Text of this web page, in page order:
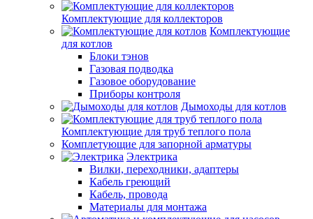
Комплектующие для коллекторов
Комплектующие
для котлов
Блоки тэнов
Газовая подводка
Газовое оборудование
Приборы контроля
Дымоходы для котлов
Комплектующие для труб теплого пола
Комплетующие для запорной арматуры
Электрика
Вилки, переходники, адаптеры
Кабель греющий
Кабель, провода
Материалы для монтажа